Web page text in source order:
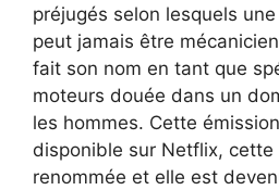
préjugés selon lesquels
peut jamais être
fait son nom en tant que
moteurs douée dans un
les hommes. Cette
disponible sur Netflix, cette
renommée et elle est